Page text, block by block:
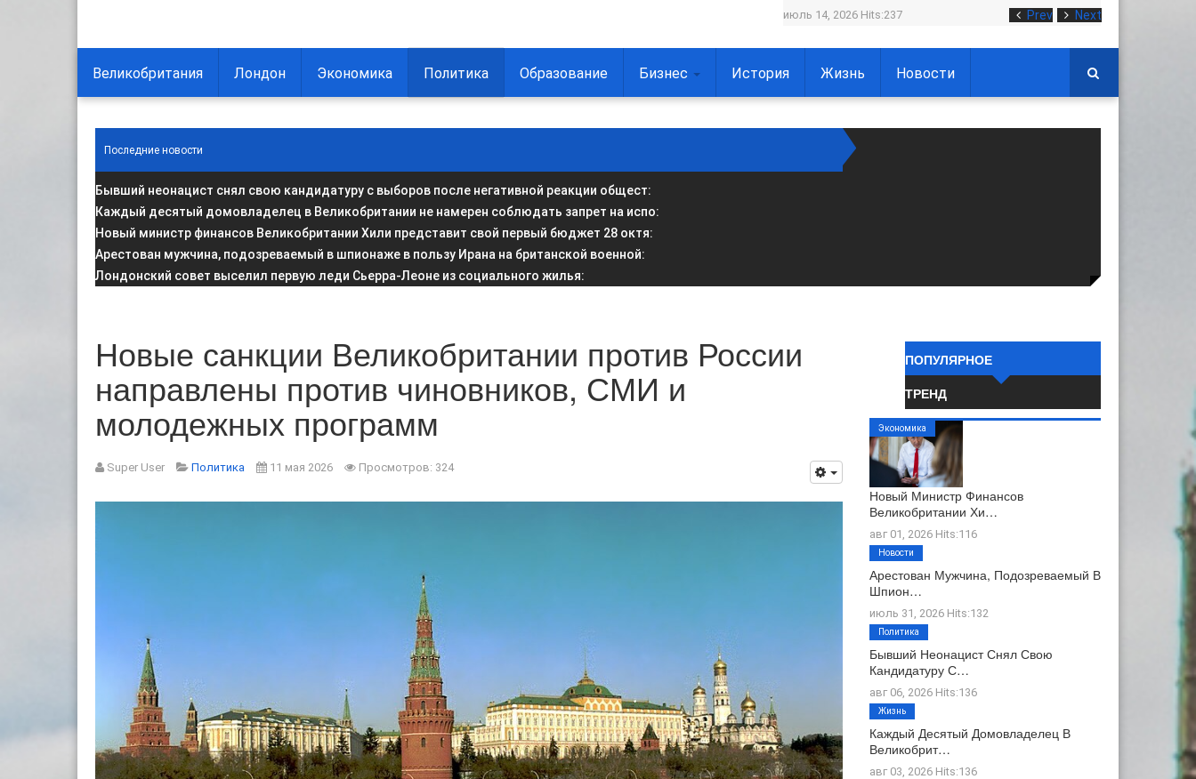
Prev Next
июль 14, 2026 Hits:237
Великобритания Лондон Экономика Политика Образование Бизнес История Жизнь Новости
Последние новости
Бывший неонацист снял свою кандидатуру с выборов после негативной реакции общест:
Каждый десятый домовладелец в Великобритании не намерен соблюдать запрет на испо:
Новый министр финансов Великобритании Хили представит свой первый бюджет 28 октя:
Арестован мужчина, подозреваемый в шпионаже в пользу Ирана на британской военной:
Лондонский совет выселил первую леди Сьерра-Леоне из социального жилья:
Новые санкции Великобритании против России
направлены против чиновников, СМИ и
молодежных программ
Super User Политика 11 мая 2026 Просмотров: 324
ПОПУЛЯРНОЕ
ТРЕНД
Новый Министр Финансов
Великобритании Хи…
авг 01, 2026 Hits:116
Экономика
Арестован Мужчина, Подозреваемый В
Шпион…
июль 31, 2026 Hits:132
Новости
Бывший Неонацист Снял Свою
Кандидатуру С…
авг 06, 2026 Hits:136
Политика
Каждый Десятый Домовладелец В
Великобрит…
авг 03, 2026 Hits:136
Жизнь